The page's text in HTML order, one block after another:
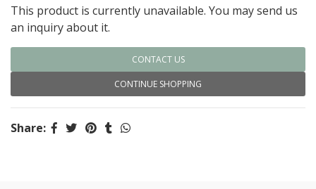
This product is currently unavailable. You may send us
an inquiry about it.
CONTACT US
CONTINUE SHOPPING
Share: